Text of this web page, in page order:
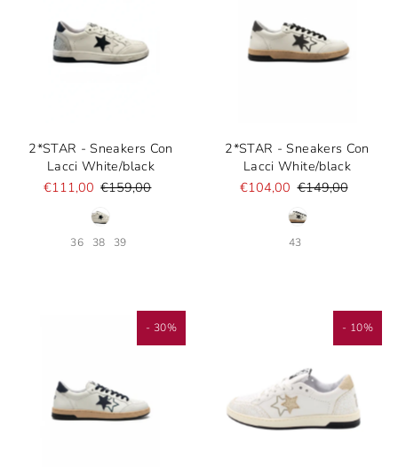
2*STAR - Sneakers Con
Lacci White/black
€111,00 €159,00
36 38 39
2*STAR - Sneakers Con
Lacci White/black
€104,00 €149,00
43
- 30% - 10%